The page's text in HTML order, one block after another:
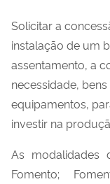
Solicitar a
instalação de um
assentamento, a
necessidade,
equipamentos,
investir na
As modalidades
Fomento;